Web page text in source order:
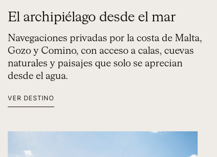
El archipiélago desde el mar
Navegaciones privadas por la costa de Malta,
Gozo y Comino, con acceso a calas, cuevas
naturales y paisajes que solo se aprecian
desde el agua.
VER DESTINO